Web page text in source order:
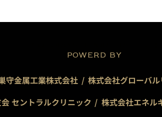
POWERD BY
守金属工業株式会社 株式会社グローバル
セントラルクリニック
株式会社エネル